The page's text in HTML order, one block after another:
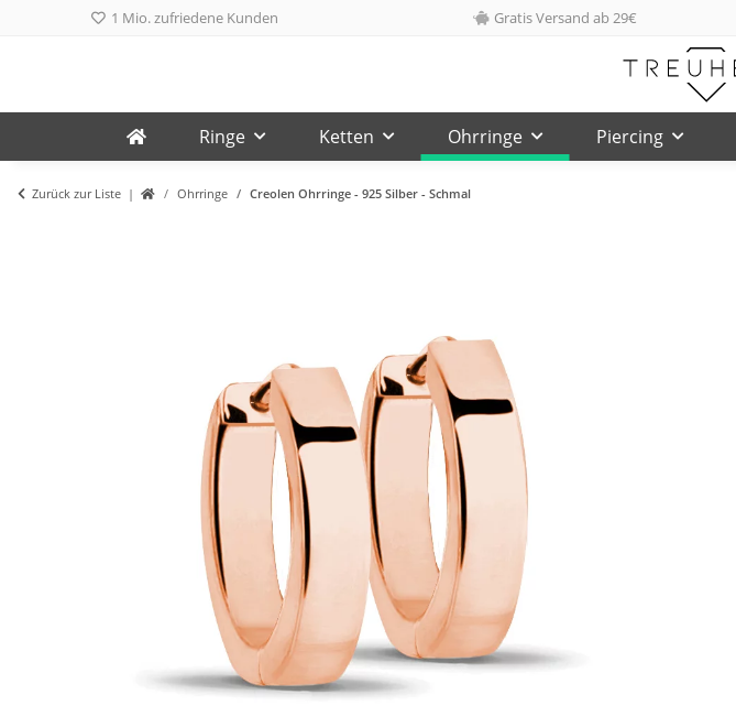
1 Mio. zufriedene Kunden Gratis Versand ab 29€
Ringe Ketten Ohrringe Piercing
Zurück zur Liste Ohrringe Creolen Ohrringe - 925 Silber - Schmal